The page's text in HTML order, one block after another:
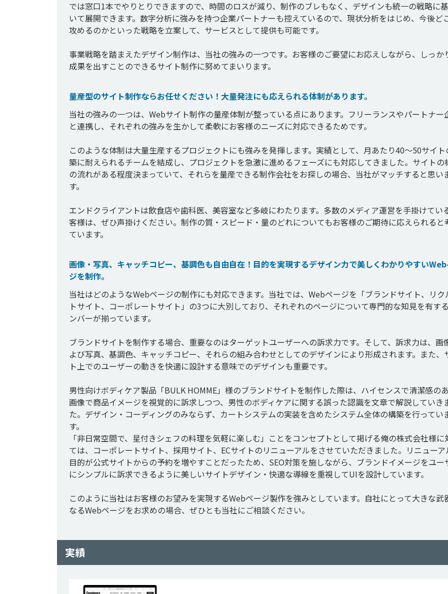
では窓口1本でやりとりできますので、時間のロスが減り、制作のブレもなく、デザインも統一の戦略に
いて展開できます。数字分析に強みを持つ企業パートナーも控えているので、現状分析をはじめ、今後ど
攻めるのかといった戦略を立案して、サービスとして提供も可能です。
事業戦略を踏まえたデザイン制作は、当社の強みの一つです。お客様のご要望にお応えしながら、しっか
量産型のサイト制作ならお任せください！大量発注にも応えられる体制があります。
当社の強みの一つは、Webサイト制作の量産体制が整っている点にあります。フリーランスやパートナー
と連携し、それぞれの強みを生かして柔軟にお客様のニーズに対応できるためです。
このような体制は大量生産するプロジェクトにも強みを発揮します。実績として、月あたり40～50サイト
築に耐えられるチームを結成し、プロジェクトを急激に進めるフェーズにも対応してきました。サイトの
の流れがある程度決まっていて、それらを量産できる制作会社をお探しの場合、当社がマッチすると思い
す。
エンドクライアントは飲食店や歯科医、美容室など多岐にわたります。多数のメディア運営を手掛けてい
客様は、ぜひ声掛けください。制作の質・スピード・量のどれについてもお客様のご期待に応えられると
画像・写真、キャッチコピー、基調色も自由自在！目的を実現するデザイン力で美しくわかりやすいWeb
ジを制作。
当社はどのようなWebページの制作にも対応できます。当社では、Webページを「ブランドサイト、リク
トサイト、コーポレートサイト」の3つに大別しており、それぞれのページについて専門的な知見を有す
ンバーが揃っています。
ブランドサイトを制作する場合、重要なのはターゲットユーザーへの訴求力です。そして、訴求力は、画
よび写真、基調色、キャッチコピー、それらの組み合わせとしてのデザインにより形成されます。また、
ト上でのユーザーの動きを快適に設計する意味でのデザインも重要です。
男性向けボディケア製品「BULK HOMME」様のブランドサイトを制作した際は、ハイセンスで清潔感の
画像で商品イメージを視覚的に訴求しつつ、男性のボディケアに関する誤った認識を文章で解説していき
た。デザイン・コーディングのみならず、カートシステムの実装を含めたシステム全体の構築を行ってい
す。
「非日常空間で、星付きシェフの料理を気軽に楽しむ」ことをコンセプトとして掲げる俺の株式会社様に
ては、コーポレートサイト、採用サイト、ECサイトのリニューアルをさせていただきました。リニューア
目的が公式サイトからの予約を増やすことだったため、SEO対策を施しながら、ブランドイメージをユー
にシンプルに訴求できるように美しいサイトデザイン・快適な導線を重視してUIを設計しています。
このように当社はお客様のお望みを実現するWebページ製作を強みとしています。自社にとって大きな武
実績